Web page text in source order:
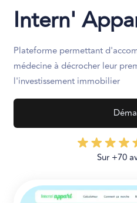
Intern'
Plateforme permettant
médecine à décrocher leur
l'investissement immobilier
Sur +70